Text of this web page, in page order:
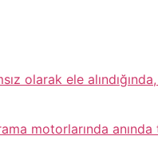
olarak ele
motorlarında